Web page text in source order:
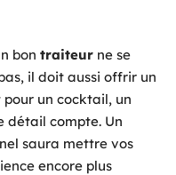
bon traiteur ne se
il doit aussi offrir un
pour un cocktail, un
détail compte. Un
saura mettre vos
encore plus